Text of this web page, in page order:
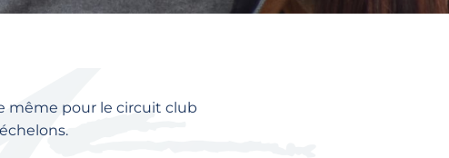
même pour le circuit club